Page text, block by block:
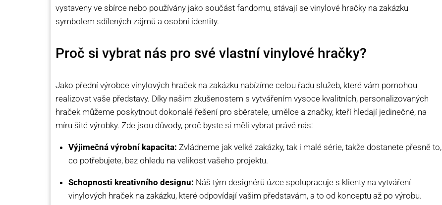
vystaveny ve sbírce nebo používány jako součást fandomu, stávají se vinylové hračky na zakázku
symbolem sdílených zájmů a osobní identity.
Proč si vybrat nás pro své vlastní vinylové hračky?
Jako přední výrobce vinylových hraček na zakázku nabízíme celou řadu služeb, které vám pomohou
realizovat vaše představy. Díky našim zkušenostem s vytvářením vysoce kvalitních, personalizovaných
hraček můžeme poskytnout dokonalé řešení pro sběratele, umělce a značky, kteří hledají jedinečné, na
míru šité výrobky. Zde jsou důvody, proč byste si měli vybrat právě nás:
Výjimečná výrobní kapacita: Zvládneme jak velké zakázky, tak i malé série, takže dostanete přesně to,
co potřebujete, bez ohledu na velikost vašeho projektu.
Schopnosti kreativního designu: Náš tým designérů úzce spolupracuje s klienty na vytváření
vinylových hraček na zakázku, které odpovídají vašim představám, a to od konceptu až po výrobu.